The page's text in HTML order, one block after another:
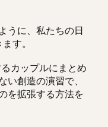
うに、私たちの日
す。
カップルにまとめ
い創造の演習で、
を拡張する方法を